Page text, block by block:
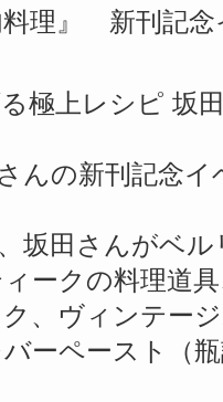
料理』 新刊記
極上レシピ 坂
んの新刊記念
坂田さんがベ
ークの料理道
、ヴィンテー
ーペースト（